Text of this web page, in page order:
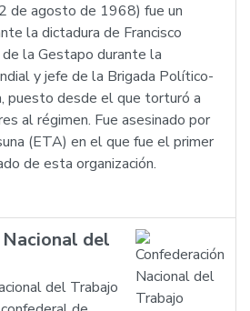
de agosto de 1968) fue un
la dictadura de Francisco
de la Gestapo durante la
y jefe de la Brigada Político-
puesto desde el que torturó a
al régimen. Fue asesinado por
(ETA) en el que fue el primer
de esta organización.
del
del Trabajo